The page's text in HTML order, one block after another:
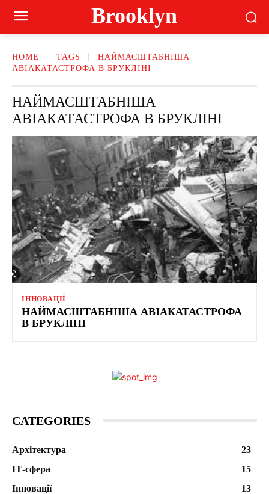
Brooklyn
HOME TAGS
НАЙМАСШТАБНІША
АВІАКАТАСТРОФА В БРУКЛІНІ
НАЙМАСШТАБНІША
АВІАКАТАСТРОФА В БРУКЛІНІ
ІННОВАЦІЇ
НАЙМАСШТАБНІША АВІАКАТАСТРОФА
В БРУКЛІНІ
CATEGORIES
Архітектура
23
ІТ-сфера
15
Інновації
13